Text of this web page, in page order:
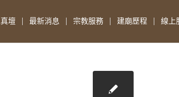
壇 最新消息 宗教服務 建廟歷程 線上